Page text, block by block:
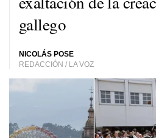
gallego
NICOLÁS POSE
REDACCIÓN / LA VOZ